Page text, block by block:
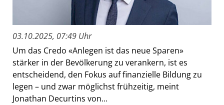
03.10.2025, 07:49 Uhr
Um das Credo «Anlegen ist das neue Sparen»
stärker in der Bevölkerung zu verankern, ist es
entscheidend, den Fokus auf finanzielle Bildung zu
legen – und zwar möglichst frühzeitig, meint
Jonathan Decurtins von...